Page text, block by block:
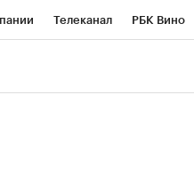
Телеканал РБК Вино